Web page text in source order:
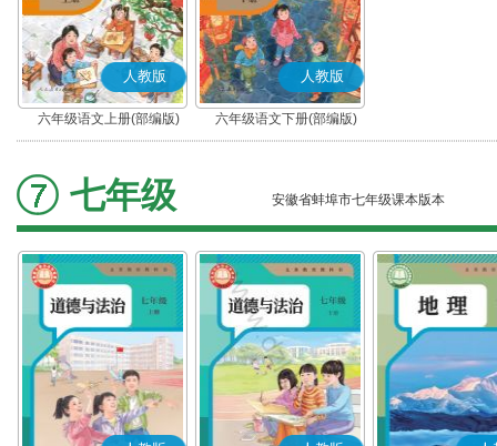
人教版
六年级语文上册(部编版)
人教版
六年级语文下册(部编版)
七年级 安徽省蚌埠市七年级课本版本